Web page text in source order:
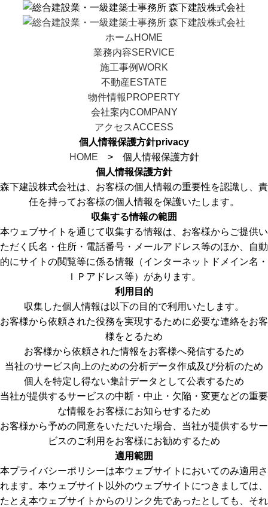
ホーム HOME
業務内容SERVICE
施工事例WORK
不動産ESTATE
物件情報 PROPERTY
会社案内COMPANY
アクセスACCESS
個人情報保護方針privacy
HOME > 個人情報保護方針
個人情報保護方針
森下建設株式会社は、お客様の個人情報の重要性を認識し、責
任を持ってお客様の個人情報を保護いたします。
収集する情報の範囲
本ウェブサイトを通じて収集する情報は、お客様からご提供い
ただく氏名・住所・電話番号・メールアドレス等のほか、自動
的にサイトの閲覧等に係る情報（インターネットドメイン名・
ＩＰアドレス等）があります。
利用目的
収集した個人情報は以下の目的で利用いたします。
お客様から依頼された役務を実現するために必要な連絡をお客
様をとるため
お客様から依頼された情報をお客様へ発信するため
当社のサービス向上のための分析データ作成及び分析のため
個人を特定し得ない集計データとして公表するため
当社が提供するサービスの中断・中止・欠陥・変更などの重要
な情報をお客様にお知らせするため
お客様から予めの同意をいただいた場合、当社が提供するサー
ビスのご利用をお客様にお勧めするため
適用範囲
本プライバシーポリシーは本ウェブサイトにおいてのみ適用さ
れます。本ウェブサイト以外のウェブサイトにつきましては、
たとえ本ウェブサイトからのリンク先であったとしても、それ